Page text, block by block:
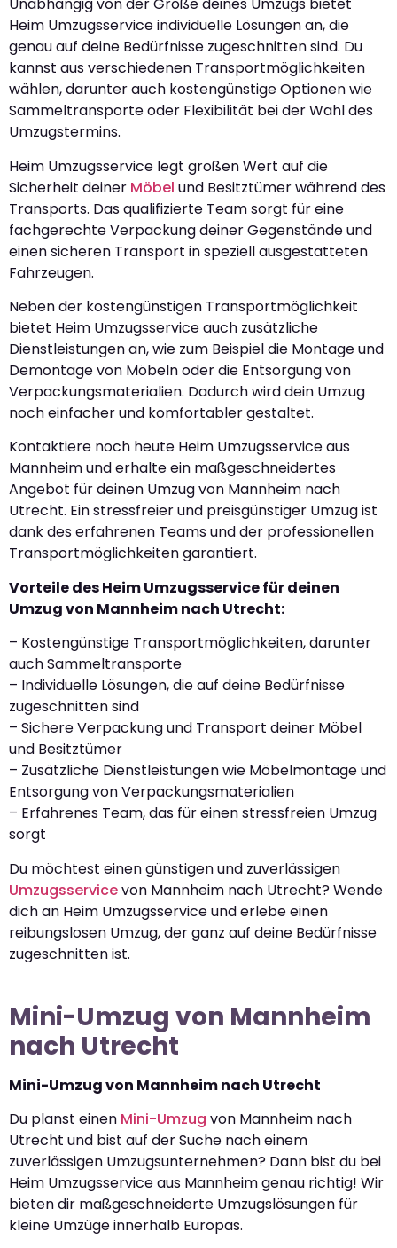
Unabhängig von der Größe deines Umzugs bietet
Heim Umzugsservice individuelle Lösungen an, die
genau auf deine Bedürfnisse zugeschnitten sind. Du
kannst aus verschiedenen Transportmöglichkeiten
wählen, darunter auch kostengünstige Optionen wie
Sammeltransporte oder Flexibilität bei der Wahl des
Umzugstermins.
Heim Umzugsservice legt großen Wert auf die
Sicherheit deiner Möbel und Besitztümer während des
Transports. Das qualifizierte Team sorgt für eine
fachgerechte Verpackung deiner Gegenstände und
einen sicheren Transport in speziell ausgestatteten
Fahrzeugen.
Neben der kostengünstigen Transportmöglichkeit
bietet Heim Umzugsservice auch zusätzliche
Dienstleistungen an, wie zum Beispiel die Montage und
Demontage von Möbeln oder die Entsorgung von
Verpackungsmaterialien. Dadurch wird dein Umzug
noch einfacher und komfortabler gestaltet.
Kontaktiere noch heute Heim Umzugsservice aus
Mannheim und erhalte ein maßgeschneidertes
Angebot für deinen Umzug von Mannheim nach
Utrecht. Ein stressfreier und preisgünstiger Umzug ist
dank des erfahrenen Teams und der professionellen
Transportmöglichkeiten garantiert.
Vorteile des Heim Umzugsservice für deinen
Umzug von Mannheim nach Utrecht:
– Kostengünstige Transportmöglichkeiten, darunter
auch Sammeltransporte
– Individuelle Lösungen, die auf deine Bedürfnisse
zugeschnitten sind
– Sichere Verpackung und Transport deiner Möbel
und Besitztümer
– Zusätzliche Dienstleistungen wie Möbelmontage und
Entsorgung von Verpackungsmaterialien
– Erfahrenes Team, das für einen stressfreien Umzug
sorgt
Du möchtest einen günstigen und zuverlässigen
Umzugsservicevon Mannheim nach Utrecht? Wende
dich an Heim Umzugsservice und erlebe einen
reibungslosen Umzug, der ganz auf deine Bedürfnisse
zugeschnitten ist.
Mini-Umzug von Mannheim
nach Utrecht
Mini-Umzug von Mannheim nach Utrecht
Du planst einen Mini-Umzug von Mannheim nach
Utrecht und bist auf der Suche nach einem
zuverlässigen Umzugsunternehmen? Dann bist du bei
Heim Umzugsservice aus Mannheim genau richtig! Wir
bieten dir maßgeschneiderte Umzugslösungen für
kleine Umzüge innerhalb Europas.